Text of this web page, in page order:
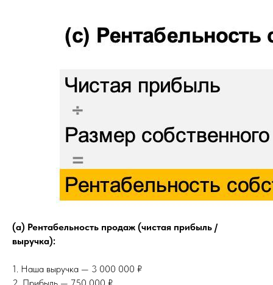
(а) Рентабельность продаж (чистая прибыль /
выручка):
1. Наша выручка — 3 000 000 ₽